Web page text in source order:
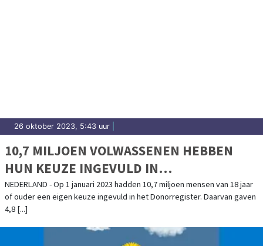
26 oktober 2023, 5:43 uur
10,7 MILJOEN VOLWASSENEN HEBBEN
HUN KEUZE INGEVULD IN
DONORREGISTER
NEDERLAND - Op 1 januari 2023 hadden 10,7 miljoen mensen van 18 jaar
of ouder een eigen keuze ingevuld in het Donorregister. Daarvan gaven
4,8 [...]